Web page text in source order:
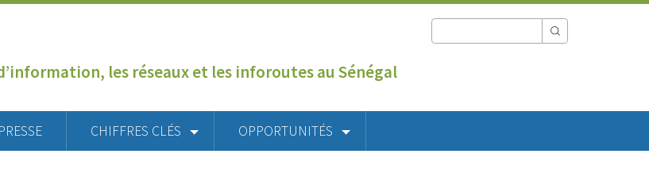
les réseaux et les inforoutes au Sénégal
CHIFFRES CLÉS OPPORTUNITÉS